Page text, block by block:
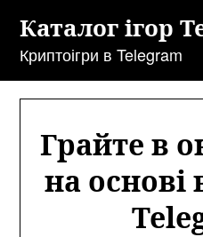
змісту
Каталог ігор
Криптоігри в Telegram
Грайте в
на основі